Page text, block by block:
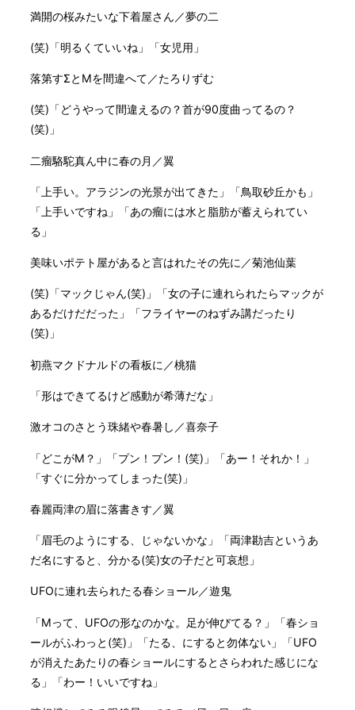
満開の桜みたいな下着屋さん／夢の二
(笑)「明るくていいね」「女児用」
落第すΣとMを間違へて／たろりずむ
(笑)「どうやって間違えるの？首が90度曲ってるの？
(笑)」
二瘤駱駝真ん中に春の月／翼
「上手い。アラジンの光景が出てきた」「鳥取砂丘かも」
「上手いですね」「あの瘤には水と脂肪が蓄えられてい
る」
美味いポテト屋があると言はれたその先に／菊池仙葉
(笑)「マックじゃん(笑)」「女の子に連れられたらマックが
あるだけだだった」「フライヤーのねずみ講だったり
(笑)」
初燕マクドナルドの看板に／桃猫
「形はできてるけど感動が希薄だな」
激オコのさとう珠緒や春暑し／喜奈子
「どこがM？」「プン！プン！(笑)」「あー！それか！」
「すぐに分かってしまった(笑)」
春麗両津の眉に落書きす／翼
「眉毛のようにする、じゃないかな」「両津勘吉というあ
だ名にすると、分かる(笑)女の子だと可哀想」
UFOに連れ去られたる春ショール／遊鬼
「Mって、UFOの形なのかな。足が伸びてる？」「春ショ
ールがふわっと(笑)」「たる、にすると勿体ない」「UFO
が消えたあたりの春ショールにするとさらわれた感じにな
る」「わー！いいですね」